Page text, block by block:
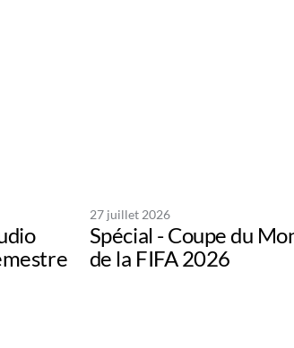
27 juillet 2026
Spécial - Coupe du
de la FIFA 2026